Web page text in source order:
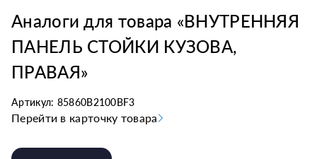
Аналоги для товара «ВНУТРЕННЯЯ
ПАНЕЛЬ СТОЙКИ КУЗОВА,
ПРАВАЯ»
Артикул: 85860B2100BF3
Перейти в карточку товара